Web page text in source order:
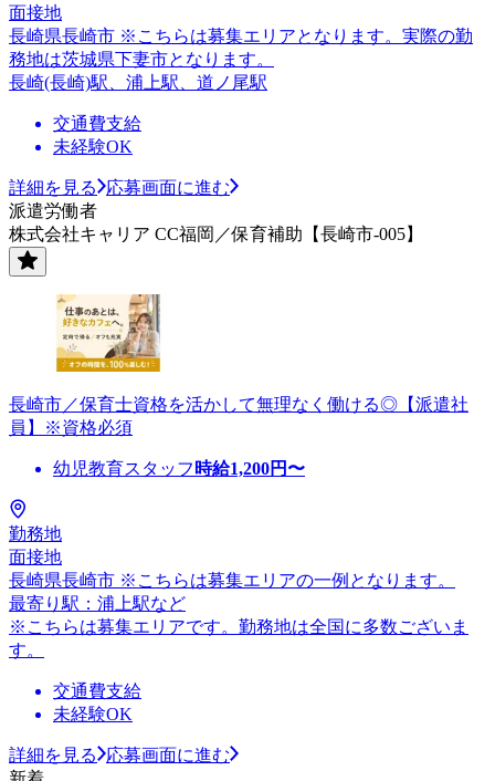
面接地
長崎県長崎市 ※こちらは募集エリアとなります。実際の勤
務地は茨城県下妻市となります。
長崎(長崎)駅、浦上駅、道ノ尾駅
交通費支給
未経験OK
詳細を見る
応募画面に進む
派遣労働者
株式会社キャリア CC福岡／保育補助【長崎市-005】
長崎市／保育士資格を活かして無理なく働ける◎【派遣社
員】※資格必須
幼児教育スタッフ 時給1,200円〜
勤務地
面接地
長崎県長崎市 ※こちらは募集エリアの一例となります。
最寄り駅：浦上駅など
※こちらは募集エリアです。勤務地は全国に多数ございま
す。
交通費支給
未経験OK
詳細を見る
応募画面に進む